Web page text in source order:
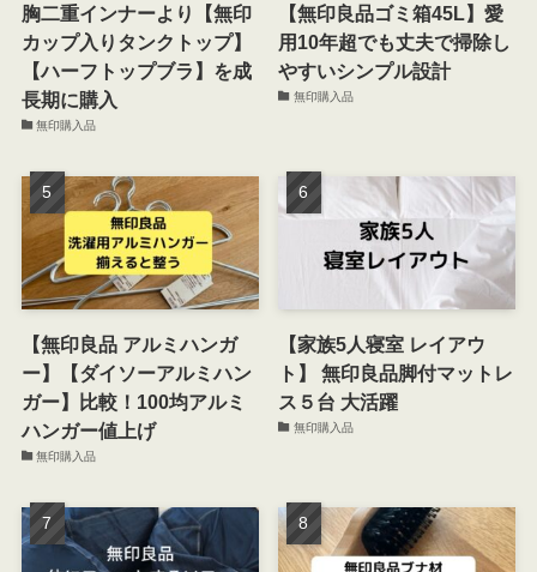
胸二重インナーより【無印
カップ入りタンクトップ】
【ハーフトップブラ】を成
長期に購入
無印購入品
【無印良品ゴミ箱45L】愛
用10年超でも丈夫で掃除し
やすいシンプル設計
無印購入品
【無印良品 アルミハンガ
ー】【ダイソーアルミハン
ガー】比較！100均アルミ
ハンガー値上げ
無印購入品
【家族5人寝室 レイアウ
ト】 無印良品脚付マットレ
ス５台 大活躍
無印購入品